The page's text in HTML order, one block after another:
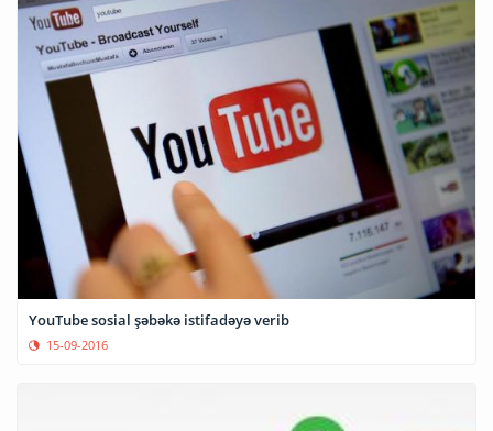
YouTube sosial şəbəkə istifadəyə verib
15-09-2016